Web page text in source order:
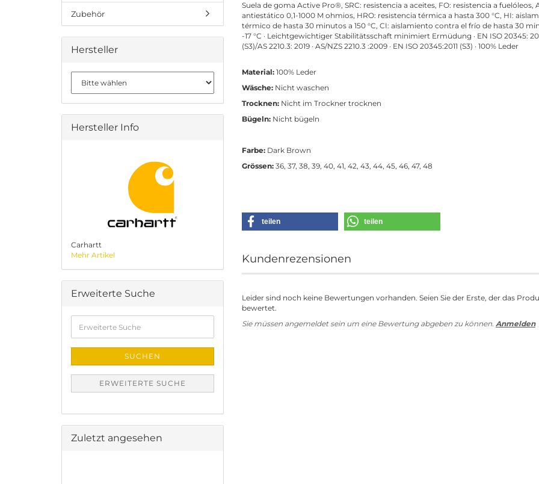
Suela de goma Active Pro®, SRC: resistencia a aceites, FO: resistencia a fuelóleos,
antiestático 0,1-1000 M ohmios, HRO: resistencia térmica a hasta 300 °C, HI:
térmico de hasta 30 minutos a 150 °C, CI: aislamiento contra el frío de hasta 30
-17 °C · Leichtgewichtiger Stabilitätsschaft minimiert Ermüdung · EN ISO 20345:
(S3)/AS 2210.3: 2019 · AS/NZS 2210.3 :2009 · EN ISO 20345:2011 (S3) · 100% Leder
Material: 100% Leder
Wäsche: Nicht waschen
Trocknen: Nicht im Trockner trocknen
Bügeln: Nicht bügeln
Farbe: Dark Brown
Grössen: 36, 37, 38, 39, 40, 41, 42, 43, 44, 45, 46, 47, 48
teilen teilen
Kundenrezensionen
Leider sind noch keine Bewertungen vorhanden. Seien Sie der Erste, der das
bewertet.
Sie müssen angemeldet sein um eine Bewertung abgeben zu können. Anmelden
Zubehör
Hersteller
Hersteller Info
Carhartt
Mehr Artikel
Erweiterte Suche
Suche
SUCHEN
ERWEITERTE SUCHE
Zuletzt angesehen